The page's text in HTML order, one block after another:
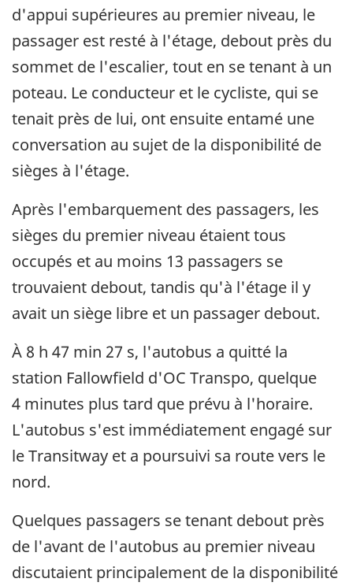
d'appui supérieures au premier niveau, le
passager est resté à l'étage, debout près du
sommet de l'escalier, tout en se tenant à un
poteau. Le conducteur et le cycliste, qui se
tenait près de lui, ont ensuite entamé une
conversation au sujet de la disponibilité de
sièges à l'étage.
Après l'embarquement des passagers, les
sièges du premier niveau étaient tous
occupés et au moins 13 passagers se
trouvaient debout, tandis qu'à l'étage il y
avait un siège libre et un passager debout.
À 8 h 47 min 27 s, l'autobus a quitté la
station Fallowfield d'OC Transpo, quelque
4 minutes plus tard que prévu à l'horaire.
L'autobus s'est immédiatement engagé sur
le Transitway et a poursuivi sa route vers le
nord.
Quelques passagers se tenant debout près
de l'avant de l'autobus au premier niveau
discutaient principalement de la disponibilité